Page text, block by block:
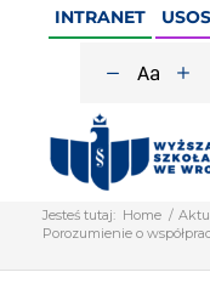
INTRANET USOS
Jesteś tutaj: Home /
Porozumienie o